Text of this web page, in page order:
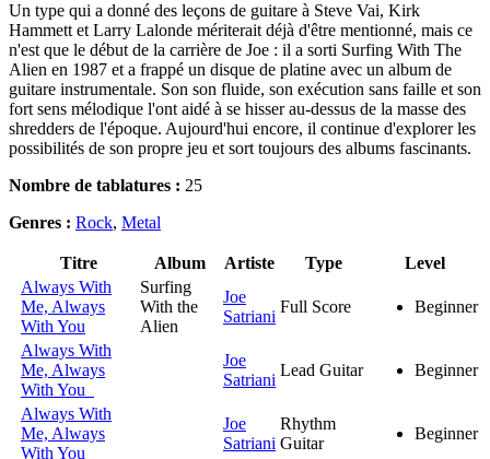
Un type qui a donné des leçons de guitare à Steve Vai, Kirk
Hammett et Larry Lalonde mériterait déjà d'être mentionné, mais ce
n'est que le début de la carrière de Joe : il a sorti Surfing With The
Alien en 1987 et a frappé un disque de platine avec un album de
guitare instrumentale. Son son fluide, son exécution sans faille et son
fort sens mélodique l'ont aidé à se hisser au-dessus de la masse des
shredders de l'époque. Aujourd'hui encore, il continue d'explorer les
possibilités de son propre jeu et sort toujours des albums fascinants.
Nombre de tablatures : 25
Genres : Rock, Metal
Titre Album Artiste Type
Level
Always With
Me, Always
With You
Surfing
With the
Alien
Joe
Satriani
Full Score Beginner
Always With
Me, Always
With You
Joe
Satriani
Lead Guitar Beginner
Always With
Me, Always
With You
Joe
Satriani
Rhythm
Guitar
Beginner